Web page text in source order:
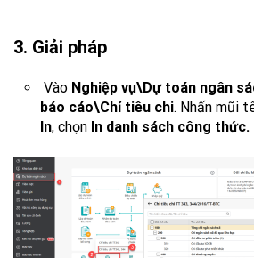
3. Giải pháp
Vào Nghiệp vụ\Dự toán ngân
báo cáo\Chỉ tiêu chi. Nhấn mũi
In, chọn In danh sách công thức.